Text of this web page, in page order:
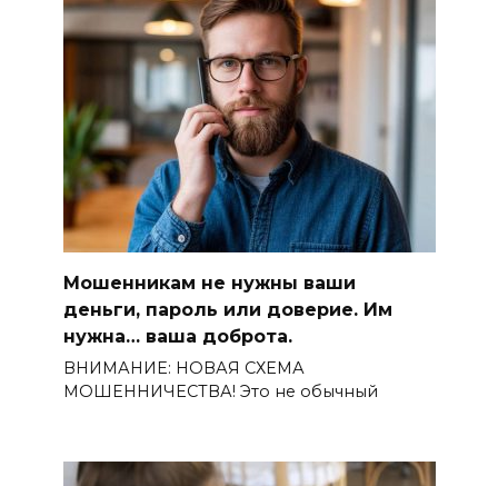
Мошенникам не нужны ваши
деньги, пароль или доверие. Им
нужна… ваша доброта.
ВНИМАНИЕ: НОВАЯ СХЕМА
МОШЕННИЧЕСТВА! Это не обычный